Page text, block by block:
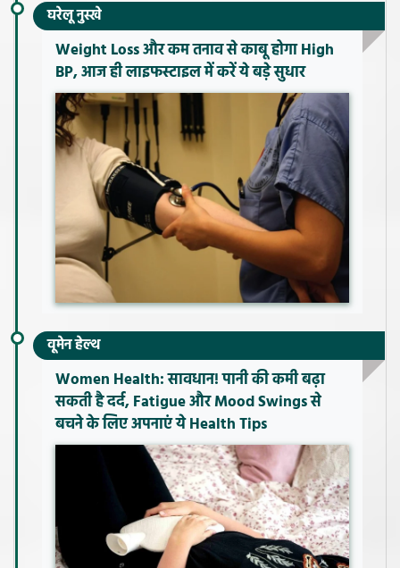
घरेलू नुस्खे
Weight Loss और कम तनाव से काबू होगा High
BP, आज ही लाइफस्टाइल में करें ये बड़े सुधार
वूमेन हेल्थ
Women Health: सावधान! पानी की कमी बढ़ा
सकती है दर्द, Fatigue और Mood Swings से
बचने के लिए अपनाएं ये Health Tips